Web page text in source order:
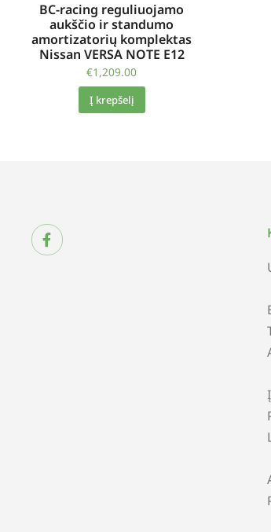
BC-racing reguliuojamo
aukščio ir standumo
amortizatorių komplektas
Nissan VERSA NOTE E12
€1,209.00
Į krepšelį